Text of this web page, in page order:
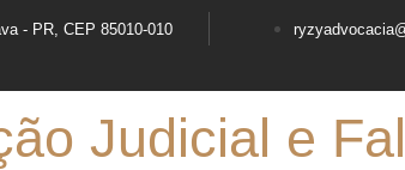
- PR, CEP 85010-010
Judicial e